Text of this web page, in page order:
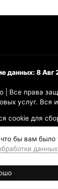
данных: 8 Авг
| Все права
услуг. Вся
cookie для
бы вам было
данных